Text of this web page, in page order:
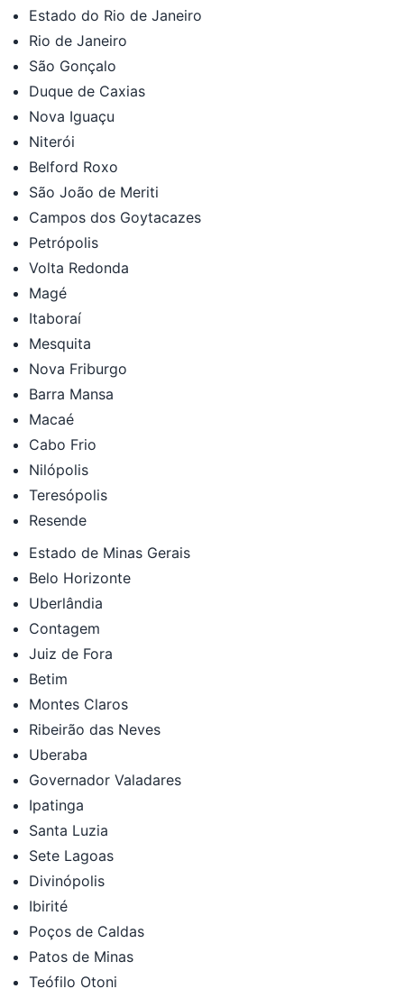
Estado do Rio de Janeiro
Rio de Janeiro
São Gonçalo
Duque de Caxias
Nova Iguaçu
Niterói
Belford Roxo
São João de Meriti
Campos dos Goytacazes
Petrópolis
Volta Redonda
Magé
Itaboraí
Mesquita
Nova Friburgo
Barra Mansa
Macaé
Cabo Frio
Nilópolis
Teresópolis
Resende
Estado de Minas Gerais
Belo Horizonte
Uberlândia
Contagem
Juiz de Fora
Betim
Montes Claros
Ribeirão das Neves
Uberaba
Governador Valadares
Ipatinga
Santa Luzia
Sete Lagoas
Divinópolis
Ibirité
Poços de Caldas
Patos de Minas
Teófilo Otoni